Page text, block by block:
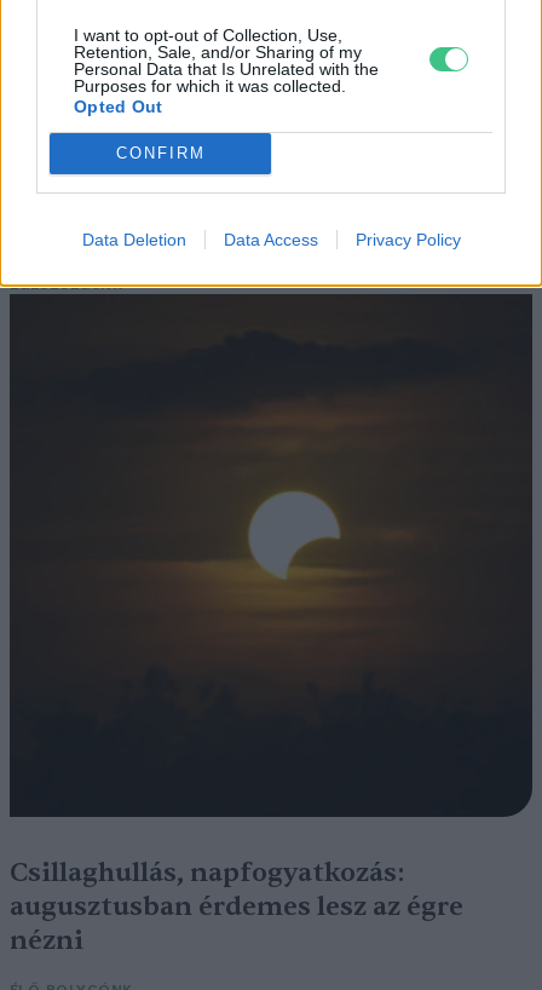
I want to opt-out of Collection, Use,
Retention, Sale, and/or Sharing of my
Personal Data that Is Unrelated with the
Purposes for which it was collected.
Opted Out
CONFIRM
Data Deletion Data Access Privacy Policy
Minden évszázadra jutott egy
„szuperaszály”, az idei év mégis más
AGRÁRIUM
Miért viseli meg az embert a hőség és
mit tehetünk ellene?
EGÉSZSÉGÜNK
Csillaghullás, napfogyatkozás:
augusztusban érdemes lesz az égre
nézni